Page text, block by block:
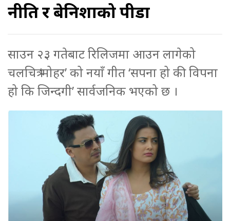
नीति र बेनिशाको पीडा
साउन २३ गतेबाट रिलिजमा आउन लागेको
चलचित्र ‘मोहर’ को नयाँ गीत ‘सपना हो की विपना
हो कि जिन्दगी’ सार्वजनिक भएको छ ।